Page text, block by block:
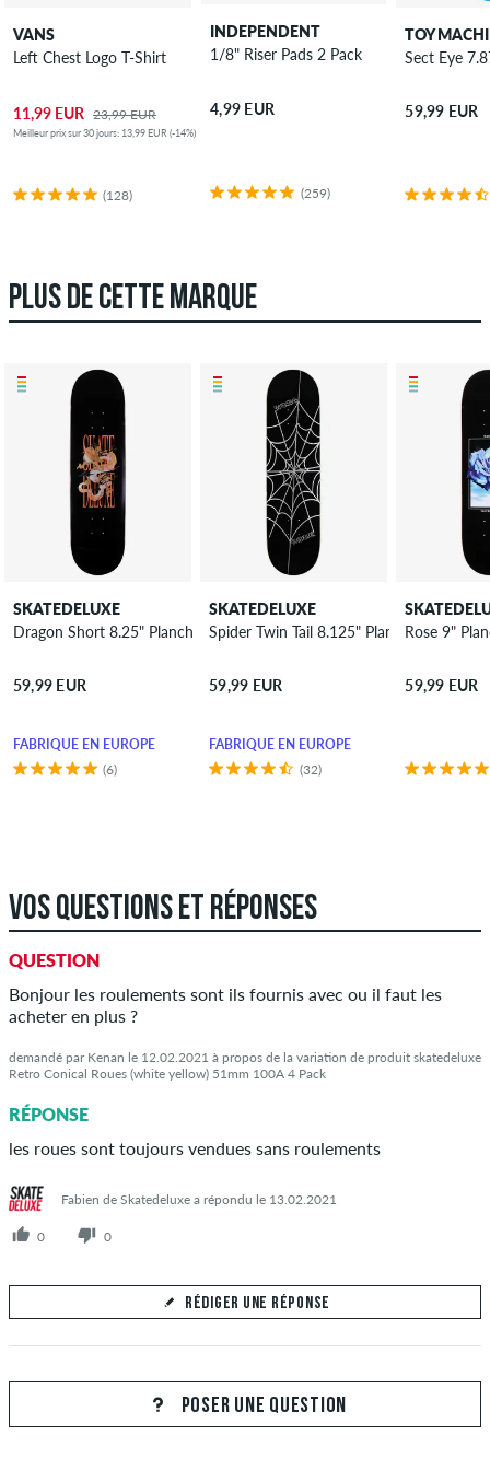
VANS
Left Chest Logo T-Shirt
11,99 EUR 23,99 EUR
Meilleur prix sur 30 jours: 13,99 EUR (-14%)
(128)
INDEPENDENT
1/8" Riser Pads 2 Pack
4,99 EUR
(259)
TOY
Sect Eye
59,99 EUR
PLUS DE CETTE MARQUE
SKATEDELUXE
Dragon Short 8.25" Planche de skateboard
59,99 EUR
FABRIQUÉ EN EUROPE
(6)
SKATEDELUXE
Spider Twin Tail 8.125" Planche de
59,99 EUR
FABRIQUÉ EN EUROPE
(32)
Rose 9"
59,99 EUR
VOS QUESTIONS ET RÉPONSES
QUESTION
Bonjour les roulements sont ils fournis avec ou il faut les
acheter en plus ?
demandé par Kenan le 12.02.2021 à propos de la variation de produit skatedeluxe
Retro Conical Roues (white yellow) 51mm 100A 4 Pack
RÉPONSE
les roues sont toujours vendues sans roulements
Fabien de Skatedeluxe a répondu le 13.02.2021
0 0
RÉDIGER UNE RÉPONSE
Répondez à la question de Kenan ici
POSER UNE QUESTION